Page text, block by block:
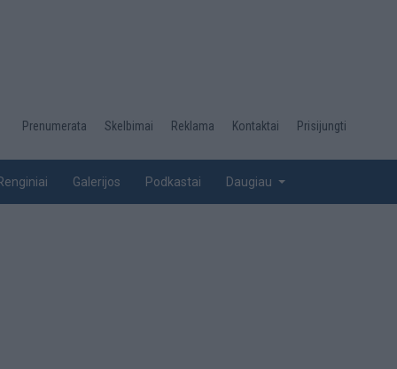
Desktop
top
Prenumerata Skelbimai Reklama Kontaktai Prisijungti
Galerijos Podkastai Daugiau